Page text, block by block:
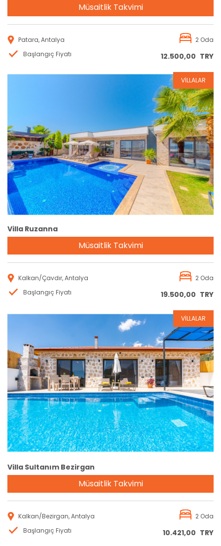
Müsaitlik Takvimi
Patara, Antalya
2 Oda
Başlangıç Fiyatı
12.500,00 TRY
Rezervasyon
VİLLALAR
Villa Ruzanna
Müsaitlik Takvimi
Kalkan/Çavdır, Antalya
2 Oda
Başlangıç Fiyatı
19.500,00 TRY
Rezervasyon
VİLLALAR
Villa Sultanım Bezirgan
Müsaitlik Takvimi
Kalkan/Bezirgan, Antalya
2 Oda
Başlangıç Fiyatı
10.421,00 TRY